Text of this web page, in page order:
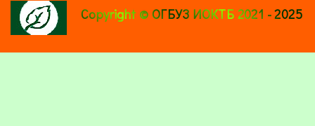
Copyright © ОГБУЗ ИОКТБ 2021 - 2025